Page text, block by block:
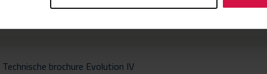
Technische brochure Evolution I
Technische brochure Evolution IV